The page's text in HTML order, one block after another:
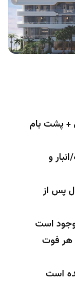
+ پشت بام
و
انعطاف‌پذیر با ۳ سال پس از
است
ازای هر فوت